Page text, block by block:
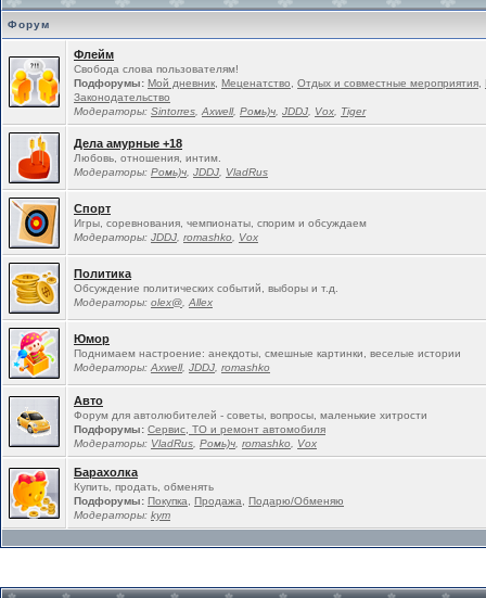
Форум
Флейм
Свобода слова пользователям!
Подфорумы: Мой дневник Меценатство Отдых и совместные мероприятия
Законодательство
Модераторы: Sintorres Ахwell, Ромь)ч JDDJ Vox Tiger
Дела амурные +18
Любовь, отношения, интим.
Модераторы: Ромь)ч JDDJ VladRus
Спорт
Игры, соревнования, чемпионаты, спорим и обсуждаем
Модераторы: JDDJ romashko Vox
Политика
Обсуждение политических событий, выборы и т.д.
Модераторы: olex@ Allex
Юмор
Поднимаем настроение: анекдоты, смешные картинки, веселые истории
Модераторы: Ахwell, JDDJ romashko
Авто
Форум для автолюбителей - советы, вопросы, маленькие хитрости
Подфорумы: Сервис, ТО и ремонт автомобиля
Модераторы: VladRus Ромь)ч romashko Vox
Барахолка
Купить, продать, обменять
Подфорумы: Покупка Продажа
Подарю/Обменяю
Модераторы: kym